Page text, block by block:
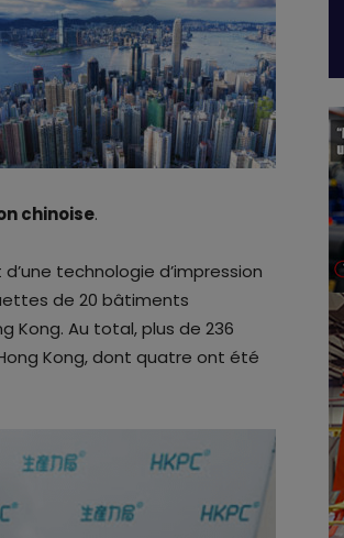
chinoise.
technologie d’impression
de 20 bâtiments
Kong. Au total, plus de 236
Kong, dont quatre ont été